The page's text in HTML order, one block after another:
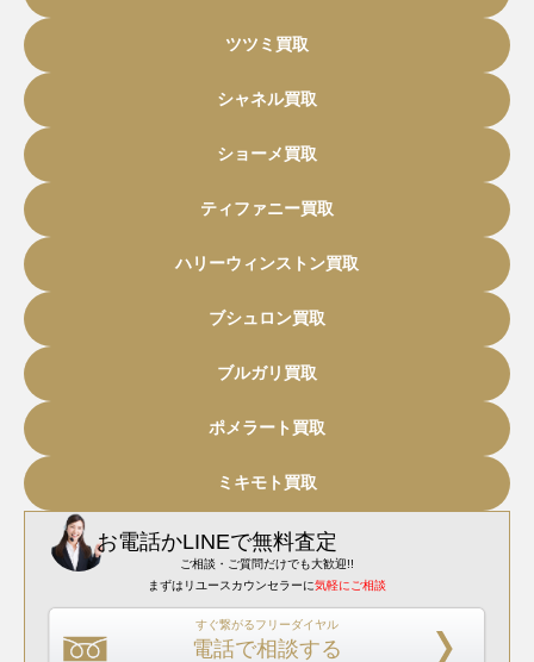
ツツミ買取
シャネル買取
ショーメ買取
ティファニー買取
ハリーウィンストン買取
ブシュロン買取
ブルガリ買取
ポメラート買取
ミキモト買取
お電話かLINEで無料査定
ご相談・ご質問だけでも大歓迎!!
まずはリユースカウンセラーに気軽にご相談
すぐ繋がるフリーダイヤル
電話で相談する